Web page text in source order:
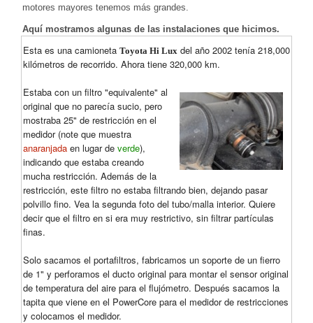
motores mayores tenemos más grandes.
Aquí mostramos algunas de las instalaciones que hicimos.
Esta es una camioneta Toyota Hi Lux del año 2002 tenía 218,000
kilómetros de recorrido. Ahora tiene 320,000 km.
Estaba con un filtro "equivalente" al
original que no parecía sucio, pero
mostraba 25" de restricción en el
medidor (note que muestra
anaranjada en lugar de verde),
indicando que estaba creando
mucha restricción. Además de la
restricción, este filtro no estaba filtrando bien, dejando pasar
polvillo fino. Vea la segunda foto del tubo/malla interior. Quiere
decir que el filtro en si era muy restrictivo, sin filtrar partículas
finas.
Solo sacamos el portafiltros, fabricamos un soporte de un fierro
de 1" y perforamos el ducto original para montar el sensor original
de temperatura del aire para el flujómetro. Después sacamos la
tapita que viene en el PowerCore para el medidor de restricciones
y colocamos el medidor.